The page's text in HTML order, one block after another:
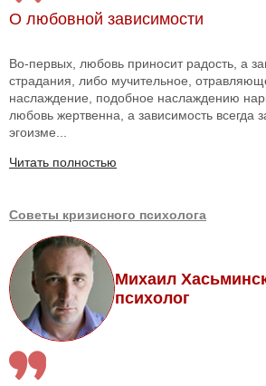
О любовной зависимости
Во-первых, любовь приносит радость, а
страдания, либо мучительное,
наслаждение, подобное наслаждению
любовь жертвенна, а зависимость всегда
эгоизме...
Читать полностью
Советы кризисного психолога
Михаил
психолог